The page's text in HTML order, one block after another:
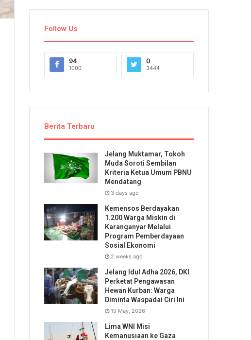
Follow Us
94
1000
0
3444
Berita Terbaru
Jelang Muktamar, Tokoh
Muda Soroti Sembilan
Kriteria Ketua Umum PBNU
Mendatang
3 days ago
Kemensos Berdayakan
1.200 Warga Miskin di
Karanganyar Melalui
Program Pemberdayaan
Sosial Ekonomi
2 weeks ago
Jelang Idul Adha 2026, DKI
Perketat Pengawasan
Hewan Kurban: Warga
Diminta Waspadai Ciri Ini
19 May, 2026
Lima WNI Misi
Kemanusiaan ke Gaza